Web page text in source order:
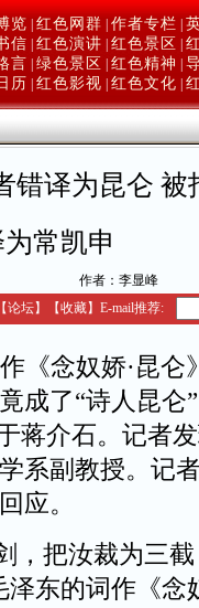
览 红色网群 作者专栏
信 红色演讲 红色景区
言 绿色景区 红色精神
历 红色影视 红色文化
错译为昆仑 被
常凯申
作者：李显峰
【论坛】 【收藏】 E-mail推荐:
《念奴娇·昆仑
成了“诗人昆仑
蒋介石。记者
系副教授。记
应。
，把汝裁为三
东的词作《念